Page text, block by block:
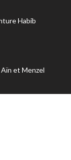
Habib
et Menzel